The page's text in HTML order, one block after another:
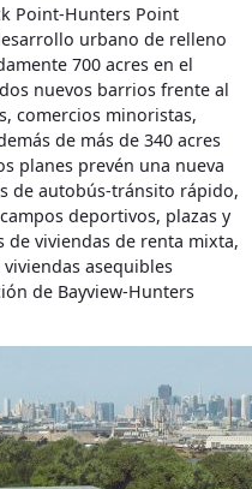
Point-Hunters Point
urbano de relleno
700 acres en el
nuevos barrios frente al
comercios minoristas,
de más de 340 acres
planes prevén una nueva
de autobús-tránsito rápido,
deportivos, plazas y
viviendas de renta mixta,
asequibles
de Bayview-Hunters